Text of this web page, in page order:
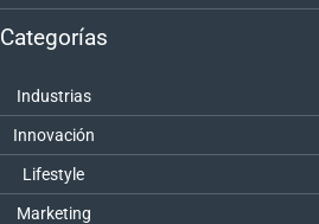
Categorías
Industrias
Innovación
Lifestyle
Marketing